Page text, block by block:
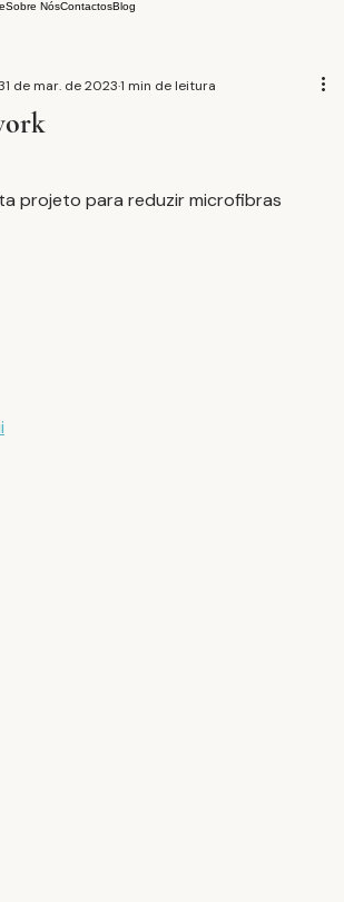
Sobre NósContactosBlog
de mar. de 20231 min de leitura
projeto para reduzir microfibras